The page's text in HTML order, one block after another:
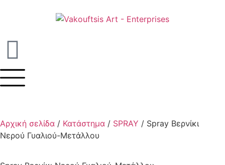
Αρχική σελίδα / Κατάστημα / SPRAY / Spray Βερνίκι
Νερού Γυαλιού-Μετάλλου